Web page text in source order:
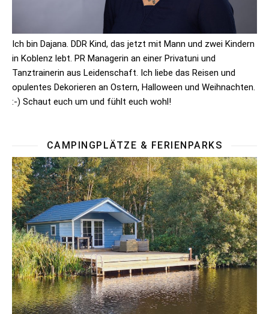
Ich bin Dajana. DDR Kind, das jetzt mit Mann und zwei Kindern
in Koblenz lebt. PR Managerin an einer Privatuni und
Tanztrainerin aus Leidenschaft. Ich liebe das Reisen und
opulentes Dekorieren an Ostern, Halloween und Weihnachten.
:-) Schaut euch um und fühlt euch wohl!
CAMPINGPLÄTZE & FERIENPARKS